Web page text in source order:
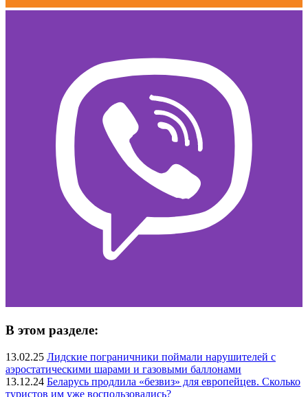
В этом разделе:
13.02.25 Лидские пограничники поймали нарушителей с
аэростатическими шарами и газовыми баллонами
13.12.24 Беларусь продлила «безвиз» для европейцев. Сколько
туристов им уже воспользовались?